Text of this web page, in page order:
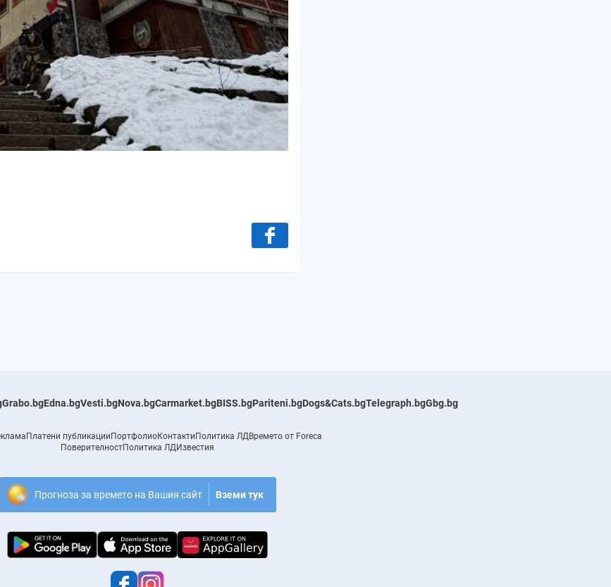
Grabo.bgEdna.bgVesti.bgNova.bgCarmarket.bgBISS.bgPariteni.bgDogs&Cats.bgTelegraph.bgGbg.bg
Платени публикацииПортфолиоКонтактиПолитика ЛДВремето от Foreca
ПоверителностПолитика ЛДИзвестия
Прогноза за времето на Вашия сайт Вземи тук